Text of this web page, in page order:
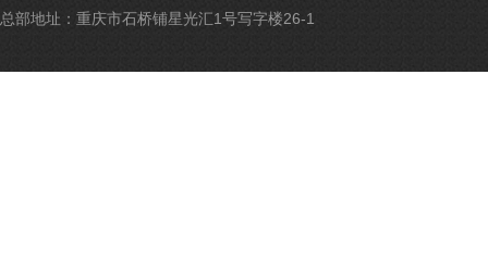
总部地址：重庆市石桥铺星光汇1号写字楼26-1